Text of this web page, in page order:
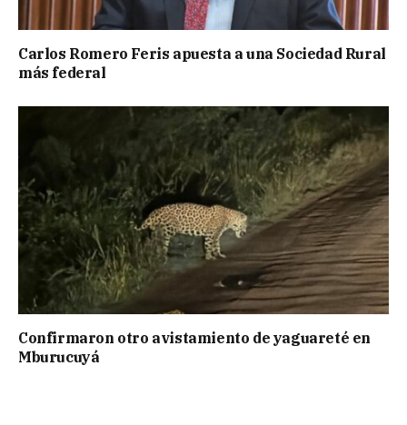
Carlos Romero Feris apuesta a una Sociedad Rural
más federal
Confirmaron otro avistamiento de yaguareté en
Mburucuyá